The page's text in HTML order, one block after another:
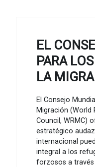
EL
PARA
LA
El Consejo
Migración (World
Council, WRMC)
estratégico
internacional
integral a los
forzosos a